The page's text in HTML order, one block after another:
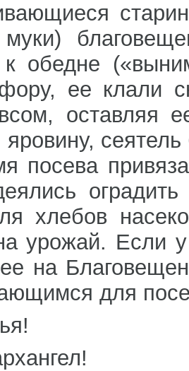
обедне
ее клали
оставляя
посева
хлебов
урожай. Если у
на
для